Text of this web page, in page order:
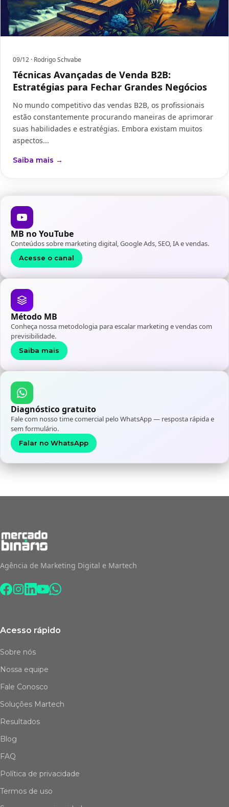
09/12 · Rodrigo Schvabe
Técnicas Avançadas de Venda B2B:
Estratégias para Fechar Grandes Negócios
No mundo competitivo das vendas B2B, os profissionais
estão constantemente procurando maneiras de aprimorar
suas habilidades e estratégias. Embora existam muitos
aspectos...
Saiba mais →
MB no YouTube
Conteúdos sobre marketing digital, Google Ads, SEO, IA e vendas.
Acesse o canal
Método MB
Conheça nossa metodologia para escalar marketing e vendas com
previsibilidade.
Saiba mais
Diagnóstico gratuito
Fale com nosso time comercial pelo WhatsApp — resposta rápida e
sem formulário.
Falar no WhatsApp
Agência de Marketing Digital e Martech
Acesso rápido
Sobre nós
Nossa equipe
Fale Conosco
Soluções Martech
Resultados
Blog
FAQ
Política de privacidade
Termos de uso